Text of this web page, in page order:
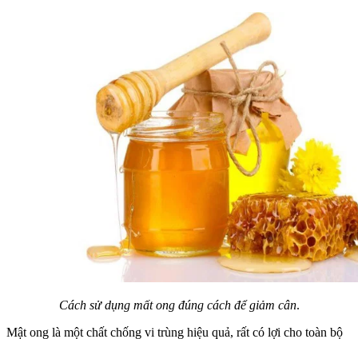
Cách sử dụng mất ong đúng cách để giảm cân.
Mật ong là một chất chống vi trùng hiệu quả, rất có lợi cho toàn bộ